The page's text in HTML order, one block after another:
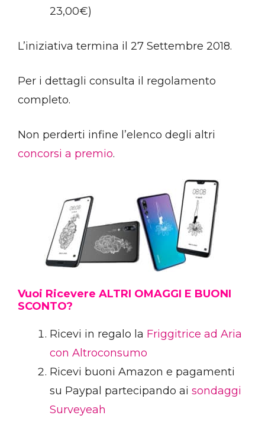
23,00€)
L’iniziativa termina il 27 Settembre 2018.
Per i dettagli consulta il regolamento
completo.
Non perderti infine l’elenco degli altri
concorsi a premio.
Vuoi Ricevere ALTRI OMAGGI E BUONI
SCONTO?
Ricevi in regalo la Friggitrice ad Aria
con Altroconsumo
Ricevi buoni Amazon e pagamenti
su Paypal partecipando ai sondaggi
Surveyeah